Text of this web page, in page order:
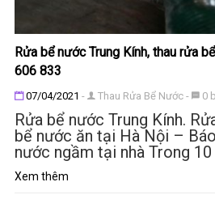
Rửa bể nước Trung Kính, thau rửa
606 833
Đăng ngày
07/04/2021 - Thau Rửa Bể Nước - 0
Rửa bể nước Trung Kính.
bể nước ăn tại Hà Nội –
nước ngầm tại nhà Trong
Xem thêm